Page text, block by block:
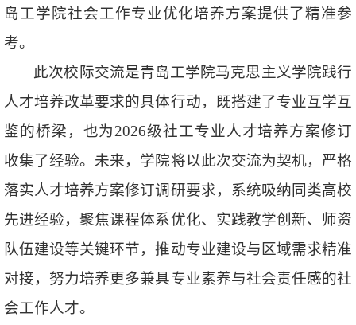
岛工学院社会工作专业优化培养方案提供了精准参
考。
此次校际交流是青岛工学院马克思主义学院践行
人才培养改革要求的具体行动，既搭建了专业互学互
鉴的桥梁，也为2026级社工专业人才培养方案修订
收集了经验。未来，学院将以此次交流为契机，严格
落实人才培养方案修订调研要求，系统吸纳同类高校
先进经验，聚焦课程体系优化、实践教学创新、师资
队伍建设等关键环节，推动专业建设与区域需求精准
对接，努力培养更多兼具专业素养与社会责任感的社
会工作人才。